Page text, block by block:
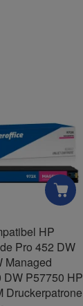
HP
Pro 452 DW
Managed
DW P57750 HP
Druckerpatrone